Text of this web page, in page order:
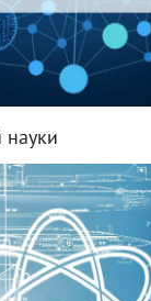
науки